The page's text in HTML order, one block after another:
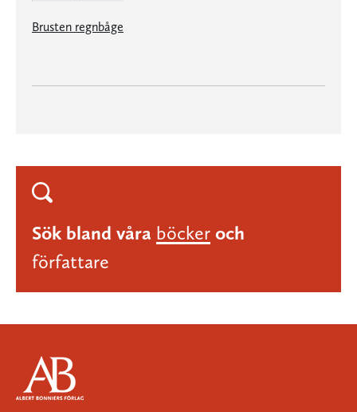
Brusten regnbåge
Sök bland våra böcker och
författare